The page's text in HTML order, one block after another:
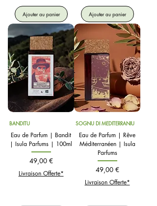
Ajouter au panier Ajouter au panier
BANDITU
Eau de Parfum | Bandit
| Isula Parfums | 100ml
Prix
49,00 €
Livraison Offerte*
SOGNU DI MEDITERRANIU
Eau de Parfum | Rêve
Méditerranéen | Isula
Parfums
Prix
49,00 €
Livraison Offerte*